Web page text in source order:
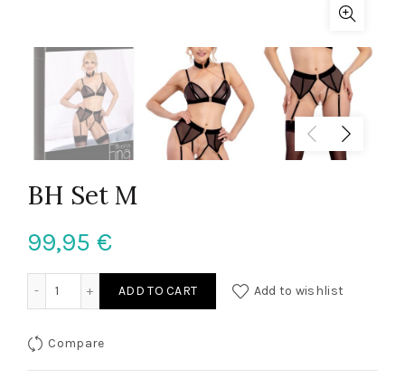
BH Set M
99,95 €
ADD TO CART Add to wishlist
Compare